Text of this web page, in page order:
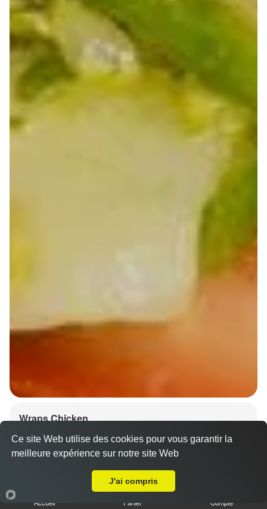
Wraps Chicken
8.50 €
Accueil Panier Compte
Ce site Web utilise des cookies pour vous garantir la
meilleure expérience sur notre site Web
J'ai compris